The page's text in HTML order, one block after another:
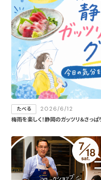
たべる
2026/6/12
梅雨を楽しく！静岡のガッツリ＆さっ